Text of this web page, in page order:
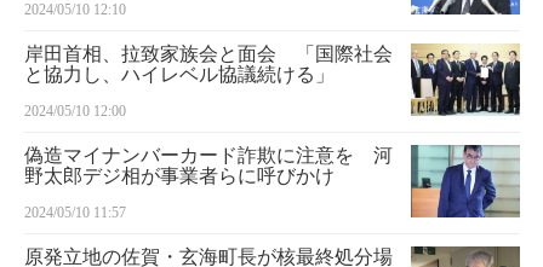
2024/05/10 12:10
岸田首相、拉致家族会と面会 「国際社会
と協力し、ハイレベル協議続ける」
2024/05/10 12:00
偽造マイナンバーカード詐欺に注意を 河
野太郎デジ相が事業者らに呼びかけ
2024/05/10 11:57
原発立地の佐賀・玄海町長が核最終処分場